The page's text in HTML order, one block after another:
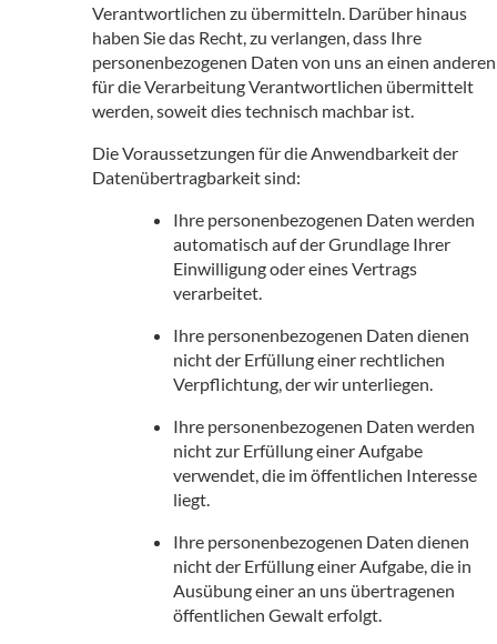
Verantwortlichen zu übermitteln. Darüber hinaus
haben Sie das Recht, zu verlangen, dass Ihre
personenbezogenen Daten von uns an einen anderen
für die Verarbeitung Verantwortlichen übermittelt
werden, soweit dies technisch machbar ist.
Die Voraussetzungen für die Anwendbarkeit der
Datenübertragbarkeit sind:
Ihre personenbezogenen Daten werden
automatisch auf der Grundlage Ihrer
Einwilligung oder eines Vertrags
verarbeitet.
Ihre personenbezogenen Daten dienen
nicht der Erfüllung einer rechtlichen
Verpflichtung, der wir unterliegen.
Ihre personenbezogenen Daten werden
nicht zur Erfüllung einer Aufgabe
verwendet, die im öffentlichen Interesse
liegt.
Ihre personenbezogenen Daten dienen
nicht der Erfüllung einer Aufgabe, die in
Ausübung einer an uns übertragenen
öffentlichen Gewalt erfolgt.